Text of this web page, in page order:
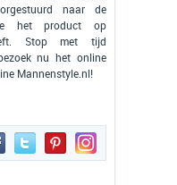
naar de
het product op
Stop met tijd
nu het online
Mannenstyle.nl!